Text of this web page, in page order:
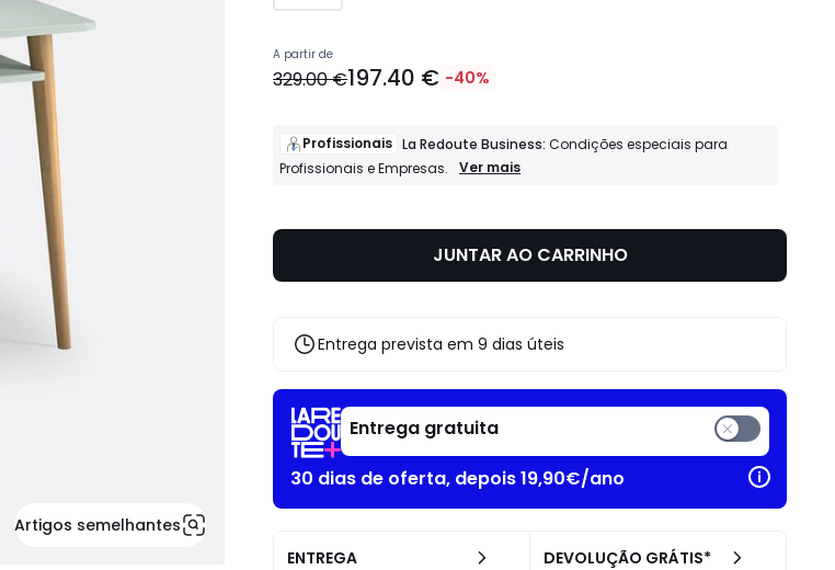
Artigos semelhantes
A partir de
329.00 €197.40 € -40%
Profissionais La Redoute Business:Condições especiais para
Profissionais e Empresas.
Profissionais
especiais
para
Empresas.
Ver mais
JUNTAR AO CARRINHO
Entrega prevista em 9 dias úteis
Entrega gratuita
30 dias de oferta, depois 19,90€/ano
ENTREGA DEVOLUÇÃO GRÁTIS*